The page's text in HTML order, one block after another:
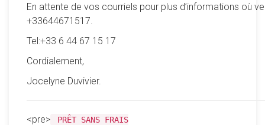
En attente de vos courriels pour plus d’informations où
+33644671517.
Tel:+33 6 44 67 15 17
Cordialement,
Jocelyne Duvivier.
<pre> PRÊT SANS FRAIS